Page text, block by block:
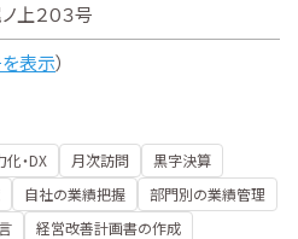
上２０３号
表示）
・DX 月次訪問
黒字決算
自社の業績把握
部門別の業績管理
経営改善計画書の作成